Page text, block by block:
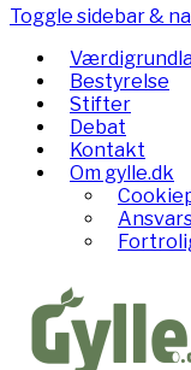
Toggle sidebar &
Bestyrelse
Stifter
Debat
Kontakt
Om gylle.dk